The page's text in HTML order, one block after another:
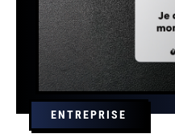
ENTREPRISE